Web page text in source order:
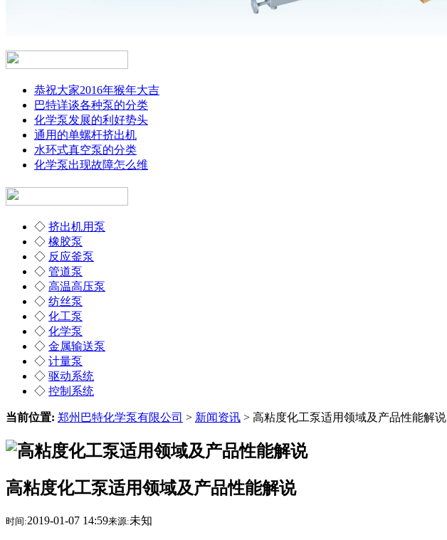
恭祝大家2016年猴年大吉
巴特详谈各种泵的分类
化学泵发展的利好势头
通用的单螺杆挤出机
水环式真空泵的分类
化学泵出现故障怎么维
◇ 挤出机用泵
◇ 橡胶泵
◇ 反应釜泵
◇ 管道泵
◇ 高温高压泵
◇ 纺丝泵
◇ 化工泵
◇ 化学泵
◇ 金属输送泵
◇ 计量泵
◇ 驱动系统
◇ 控制系统
当前位置: 郑州巴特化学泵有限公司 > 新闻资讯 > 高粘度化工泵适用领域及产品性能解说
高粘度化工泵适用领域及产品性能解说
时间:2019-01-07 14:59来源:未知